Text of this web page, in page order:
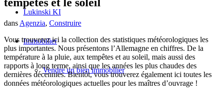
Lukinski KI
Immobilier
Vendre un bien immobilier
dans Agenzia, Construire
Vous trouverez ici la collection des statistiques météorologiques les
plus importantes. Nous présentons l’Allemagne en chiffres. De la
température à la pluie, aux tempêtes et au soleil, mais aussi des
rapports à long terme, ainsi que les années les plus chaudes des
dernières décennies. Bientôt, vous trouverez également ici toutes les
données météorologiques actuelles pour les maîtres d’ouvrage !